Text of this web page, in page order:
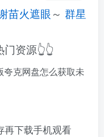
苗火遮眼～ 群星
资源👆👆
克网盘怎么获取未
再下载手机观看